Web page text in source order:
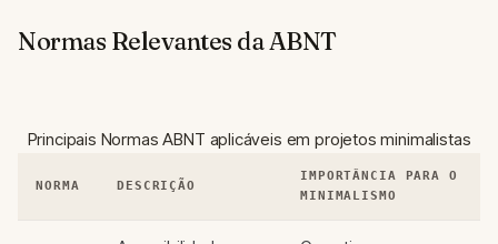
Normas Relevantes da ABNT
Principais Normas ABNT aplicáveis em projetos minimalistas
NORMA DESCRIÇÃO
IMPORTÂNCIA PARA O
MINIMALISMO